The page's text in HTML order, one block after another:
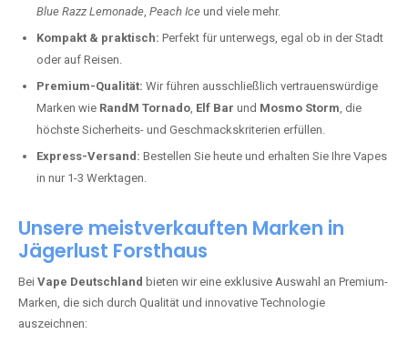
Blue Razz Lemonade, Peach Ice und viele mehr.
Kompakt & praktisch: Perfekt für unterwegs, egal ob in der Stadt
oder auf Reisen.
Premium-Qualität: Wir führen ausschließlich vertrauenswürdige
Marken wie RandM Tornado, Elf Bar und Mosmo Storm, die
höchste Sicherheits- und Geschmackskriterien erfüllen.
Express-Versand: Bestellen Sie heute und erhalten Sie Ihre Vapes
in nur 1-3 Werktagen.
Unsere meistverkauften Marken in
Jägerlust Forsthaus
Bei Vape Deutschland bieten wir eine exklusive Auswahl an Premium-
Marken, die sich durch Qualität und innovative Technologie
auszeichnen: